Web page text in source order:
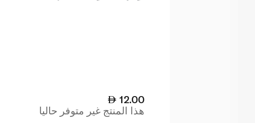
12.00
هذا المنتج غير متوفر حاليا